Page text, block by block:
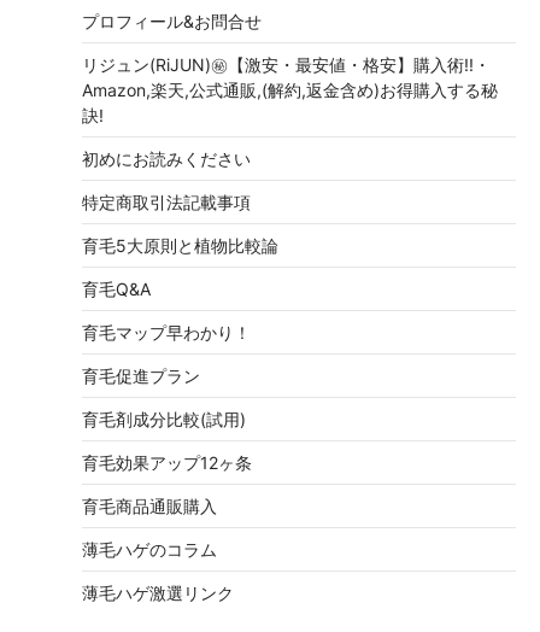
プロフィール&お問合せ
リジュン(RiJUN)㊙【激安・最安値・格安】購入術!!・
Amazon,楽天,公式通販,(解約,返金含め)お得購入する秘
訣!
初めにお読みください
特定商取引法記載事項
育毛5大原則と植物比較論
育毛Q&A
育毛マップ早わかり！
育毛促進プラン
育毛剤成分比較(試用)
育毛効果アップ12ヶ条
育毛商品通販購入
薄毛ハゲのコラム
薄毛ハゲ激選リンク